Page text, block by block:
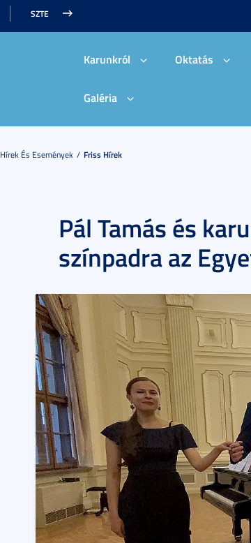
SZTE
Karunkról Oktatás
Galéria
Hírek És Események Friss Hírek
Pál Tamás és
színpadra az